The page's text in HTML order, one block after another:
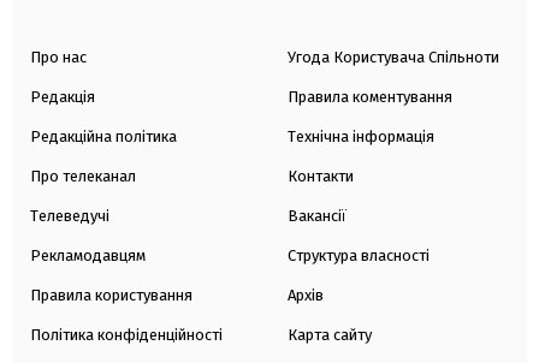
Про нас
Редакція
Редакційна політика
Про телеканал
Телеведучі
Рекламодавцям
Правила користування
Політика конфіденційності
Угода Користувача Спільноти
Правила коментування
Технічна інформація
Контакти
Вакансії
Структура власності
Архів
Карта сайту